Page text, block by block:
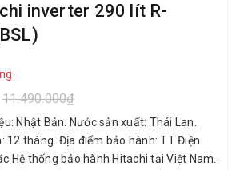
inverter 290 lít R-
11.490.000₫
Nhật Bản. Nước sản xuất: Thái Lan.
12 tháng. Địa điểm bảo hành: TT Điện
Hệ thống bảo hành Hitachi tại Việt Nam.